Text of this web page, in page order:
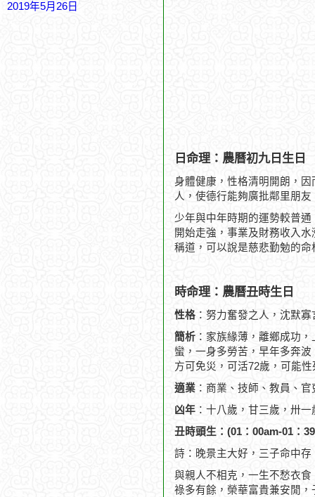
2019年5月26日
日命理：農曆初九日生日
身體健康，性格清明開朗，
人，使德行能夠廣批鄰里朋
少年與中年時期的運勢較普
開始走強，事業及財務收入
稱道，可以說是慈悲勤勉的命
時命理：農曆丑時生日
性格 ：努力奮發之人，沈默
簡析 ：家族緣薄，離鄉成功
蠻，一身多勞苦，早年多奔
方可免災，可活72歲，可能
適業 ：商業、技師、教員、
凶年 ：十八歲，甘三歲，卅
丑時頭生：(01：00am-01：
詩：晚景主大好，三子命中
與親人不相克，一生不愁衣
祿多有餘，榮華富貴兼安閒